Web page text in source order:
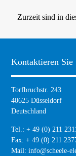
Zurzeit sind in
Kontaktieren Sie
Torfbruchstr. 243
40625 Düsseldorf
Deutschland
Tel.: + 49 (0) 211
Fax: + 49 (0) 211
Mail:info@scheele-